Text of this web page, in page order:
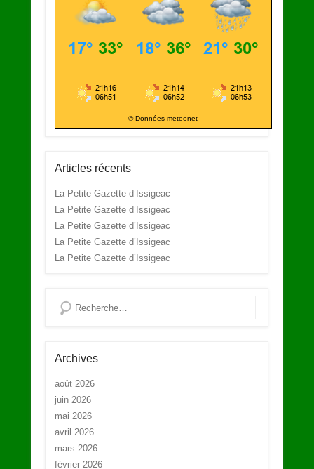
© Données meteonet
Articles récents
La Petite Gazette d’Issigeac
La Petite Gazette d’Issigeac
La Petite Gazette d’Issigeac
La Petite Gazette d’Issigeac
La Petite Gazette d’Issigeac
Recherche
Archives
août 2026
juin 2026
mai 2026
avril 2026
mars 2026
février 2026